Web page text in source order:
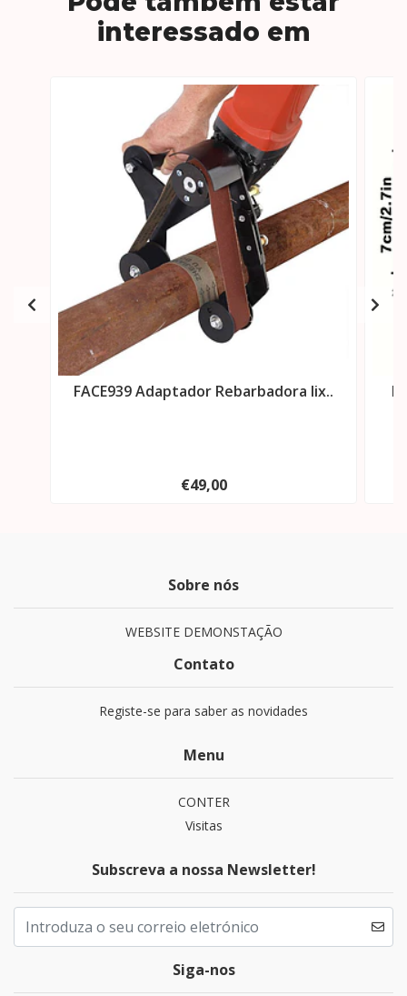
interessado em
FACE939 Adaptador Rebarbadora lix..
€49,00
Sobre nós
WEBSITE DEMONSTAÇÃO
Contato
Registe-se para saber as novidades
Menu
CONTER
Visitas
Subscreva a nossa Newsletter!
Siga-nos